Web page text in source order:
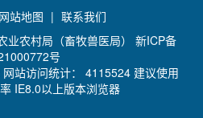
网站地图 | 联系我们
业农村局（畜牧兽医局） 新ICP备
号
站访问统计： 4115524 建议使用
IE8.0以上版本浏览器